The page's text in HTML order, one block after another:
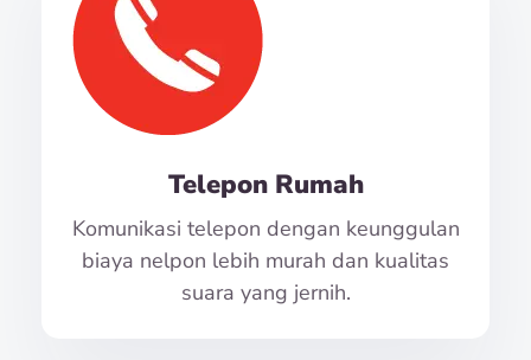
Telepon Rumah
Komunikasi telepon dengan keunggulan
biaya nelpon lebih murah dan kualitas
suara yang jernih.